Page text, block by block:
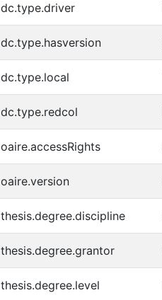
dc.type.driver
dc.type.hasversion
dc.type.local
dc.type.redcol
oaire.accessRights
oaire.version
thesis.degree.discipline
thesis.degree.grantor
thesis.degree.level